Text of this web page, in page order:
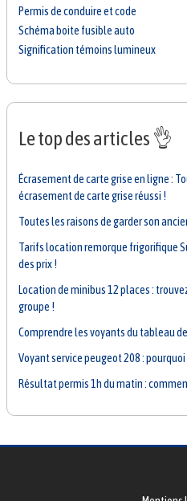
Permis de conduire et code
Schéma boite fusible auto
Signification témoins lumineux
Le top des articles 👌
Écrasement de carte grise en ligne :
écrasement de carte grise réussi !
Toutes les raisons de garder son
Tarifs location remorque frigorifique
des prix !
Location de minibus 12 places :
groupe !
Comprendre les voyants du tableau
Voyant service peugeot 208 :
Résultat permis 1h du matin :